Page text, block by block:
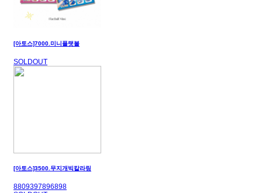
[아토스]7000.미니플랫볼
SOLDOUT
[아토스]3500.무지개빅칼라링
8809397896898